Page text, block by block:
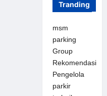
Tranding
msm
parking
Group
Rekomendasi
Pengelola
parkir